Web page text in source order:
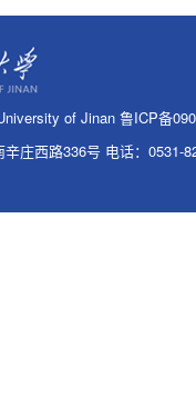
of Jinan 鲁ICP备
庄西路336号 电话：0531-